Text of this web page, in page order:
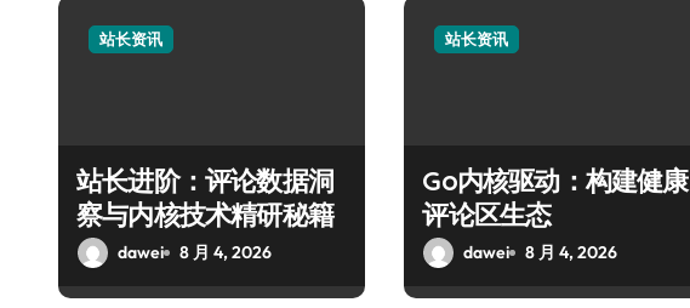
站长资讯
站长进阶：评论数据洞
察与内核技术精研秘籍
dawei 8 月 4, 2026
站长资讯
Go内核驱动：构建健康
评论区生态
dawei 8 月 4, 2026